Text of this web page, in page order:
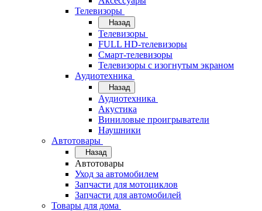
Телевизоры
Назад
Телевизоры
FULL HD-телевизоры
Смарт-телевизоры
Телевизоры с изогнутым экраном
Аудиотехника
Назад
Аудиотехника
Акустика
Виниловые проигрыватели
Наушники
Автотовары
Назад
Автотовары
Уход за автомобилем
Запчасти для мотоциклов
Запчасти для автомобилей
Товары для дома